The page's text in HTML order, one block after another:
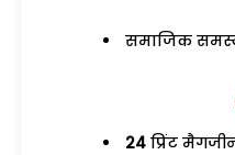
समाजिक
24 प्रिंट